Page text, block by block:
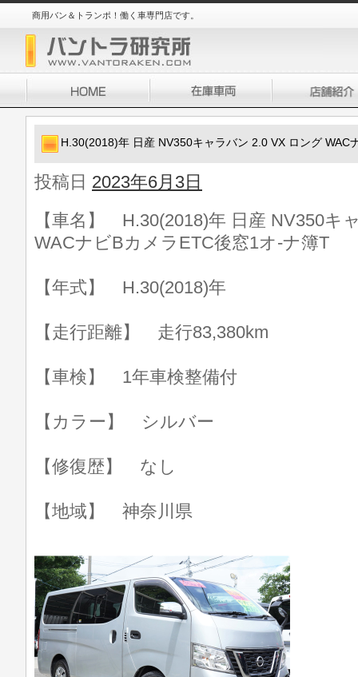
商用バン＆トランポ！働く車専門店です。
H.30(2018)年 日産 NV350キャラバン 2.0 VX ロング WAC
投稿日 2023年6月3日
【車名】 H.30(2018)年 日産 NV350キ
WACナビBカメラETC後窓1オ-ナ簿T
【年式】 H.30(2018)年
【走行距離】 走行83,380km
【車検】 1年車検整備付
【カラー】 シルバー
【修復歴】 なし
【地域】 神奈川県